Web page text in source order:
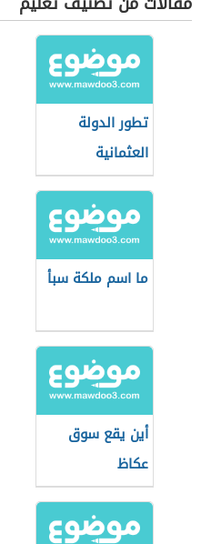
تطور الدولة
العثمانية
ما اسم ملكة سبأ
أين يقع سوق
عكاظ